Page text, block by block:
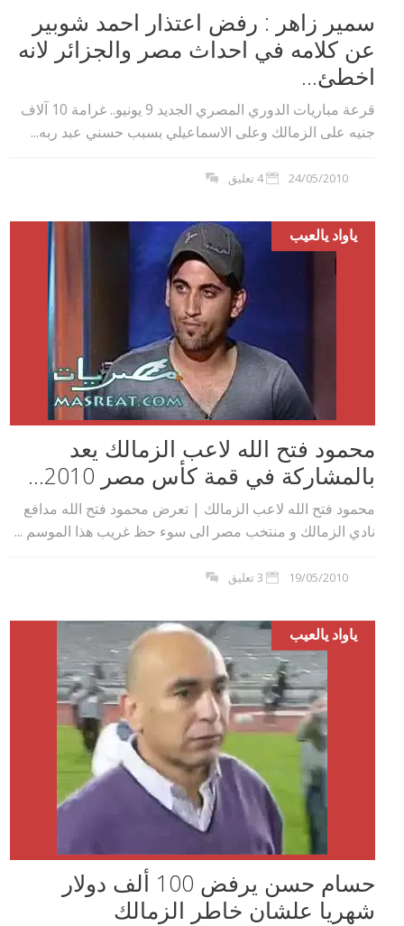
سمير زاهر : رفض اعتذار احمد شوبير
عن كلامه في احداث مصر والجزائر لانه
اخطئ...
قرعة مباريات الدوري المصري الجديد 9 يونيو.. غرامة 10 آلاف
جنيه على الزمالك وعلى الاسماعيلي بسبب حسني عبد ربه...
24/05/2010 4 تعليق
ياواد يالعيب
محمود فتح الله لاعب الزمالك يعد
بالمشاركة في قمة كأس مصر 2010...
محمود فتح الله لاعب الزمالك | تعرض محمود فتح الله مدافع
نادي الزمالك و منتخب مصر الى سوء حظ غريب هذا الموسم ...
19/05/2010 3 تعليق
ياواد يالعيب
حسام حسن يرفض 100 ألف دولار
شهريا علشان خاطر الزمالك